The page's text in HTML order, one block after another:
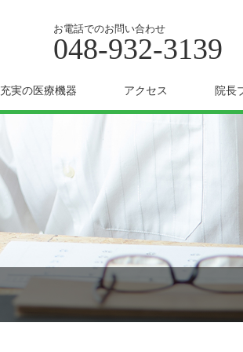
お電話でのお問い合わせ
048-932-3139
充実の医療機器 アクセス 院長